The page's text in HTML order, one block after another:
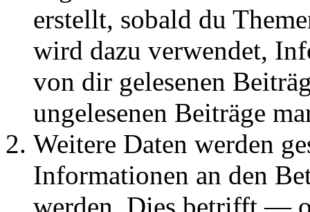
erstellt, sobald du
wird dazu verwendet,
von dir gelesenen
ungelesenen Beiträge
Weitere Daten werden
Informationen an den